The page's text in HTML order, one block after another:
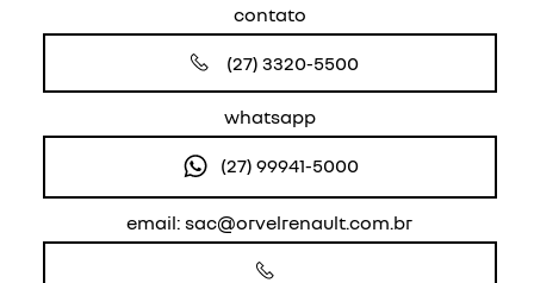
contato
(27) 3320-5500
whatsapp
(27) 99941-5000
email: sac@orvelrenault.com.br